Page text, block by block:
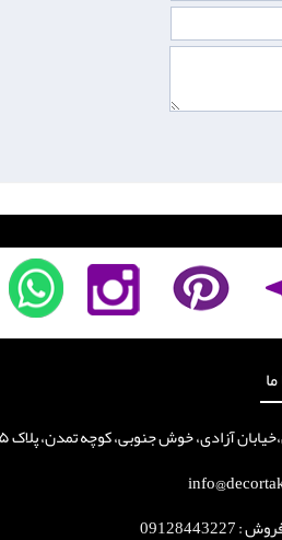
آزادی، خوش جنوبی، کوچه تمدن، پلاک ۵، واحد ۴
فروش :09128443227